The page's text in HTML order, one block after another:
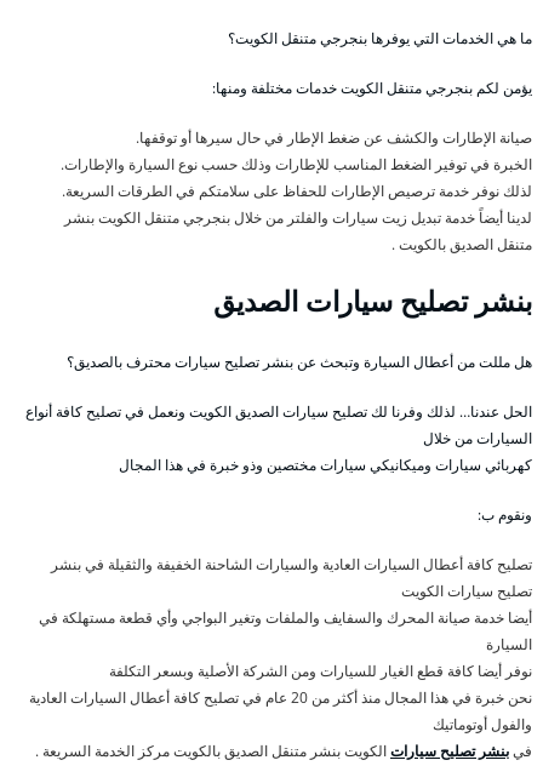
ما هي الخدمات التي يوفرها بنجرجي متنقل الكويت؟
يؤمن لكم بنجرجي متنقل الكويت خدمات مختلفة ومنها:
صيانة الإطارات والكشف عن ضغط الإطار في حال سيرها أو توقفها.
الخبرة في توفير الضغط المناسب للإطارات وذلك حسب نوع السيارة والإطارات.
لذلك نوفر خدمة ترصيص الإطارات للحفاظ على سلامتكم في الطرقات السريعة.
لدينا أيضاً خدمة تبديل زيت سيارات والفلتر من خلال بنجرجي متنقل الكويت بنشر
متنقل الصديق بالكويت .
بنشر تصليح سيارات الصديق
هل مللت من أعطال السيارة وتبحث عن بنشر تصليح سيارات محترف بالصديق؟
الحل عندنا… لذلك وفرنا لك تصليح سيارات الصديق الكويت ونعمل في تصليح كافة أنواع
السيارات من خلال
كهربائي سيارات وميكانيكي سيارات مختصين وذو خبرة في هذا المجال
ونقوم ب:
تصليح كافة أعطال السيارات العادية والسيارات الشاحنة الخفيفة والثقيلة في بنشر
تصليح سيارات الكويت
أيضا خدمة صيانة المحرك والسفايف والملفات وتغير البواجي وأي قطعة مستهلكة في
السيارة
نوفر أيضا كافة قطع الغيار للسيارات ومن الشركة الأصلية وبسعر التكلفة
نحن خبرة في هذا المجال منذ أكثر من 20 عام في تصليح كافة أعطال السيارات العادية
والفول أوتوماتيك
فيبنشر تصليح سياراتالكويت بنشر متنقل الصديق بالكويت مركز الخدمة السريعة .